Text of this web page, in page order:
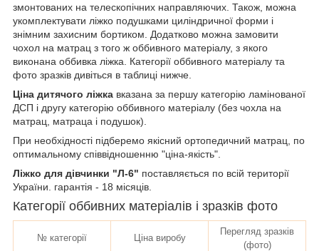
змонтованих на телескопічних направляючих. Також, можна
укомплектувати ліжко подушками циліндричної форми і
знімним захисним бортиком. Додатково можна замовити
чохол на матрац з того ж оббивного матеріалу, з якого
виконана оббивка ліжка. Категорії оббивного матеріалу та
фото зразків дивіться в таблиці нижче.
Ціна дитячого ліжка вказана за першу категорію ламінованої
ДСП і другу категорію оббивного матеріалу (без чохла на
матрац, матраца і подушок).
При необхідності підберемо якісний ортопедичний матрац, по
оптимальному співвідношенню "ціна-якість".
Ліжко для дівчинки "Л-6" поставляється по всій території
України. гарантія - 18 місяців.
Категорії оббивних матеріалів і зразків фото
№ категорії Ціна виробу
Перегляд зразків
(фото)